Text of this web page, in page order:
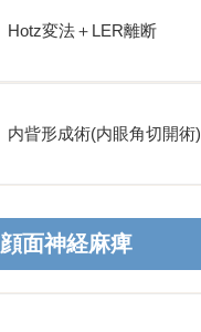
Hotz変法＋LER離断
内眥形成術(内眼角切開術)
顔面神経麻痺